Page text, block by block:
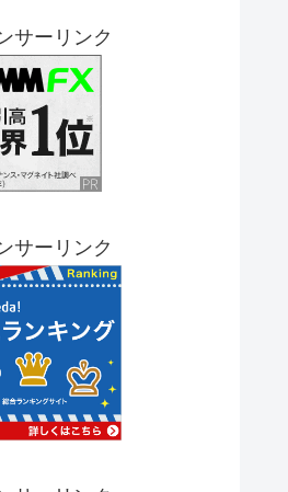
サーリンク
サーリンク